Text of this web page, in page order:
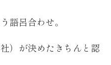
語呂合わせ。
）が決めたきちんと認